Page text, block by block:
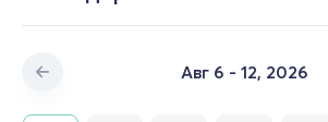
Авг 6 - 12, 2026